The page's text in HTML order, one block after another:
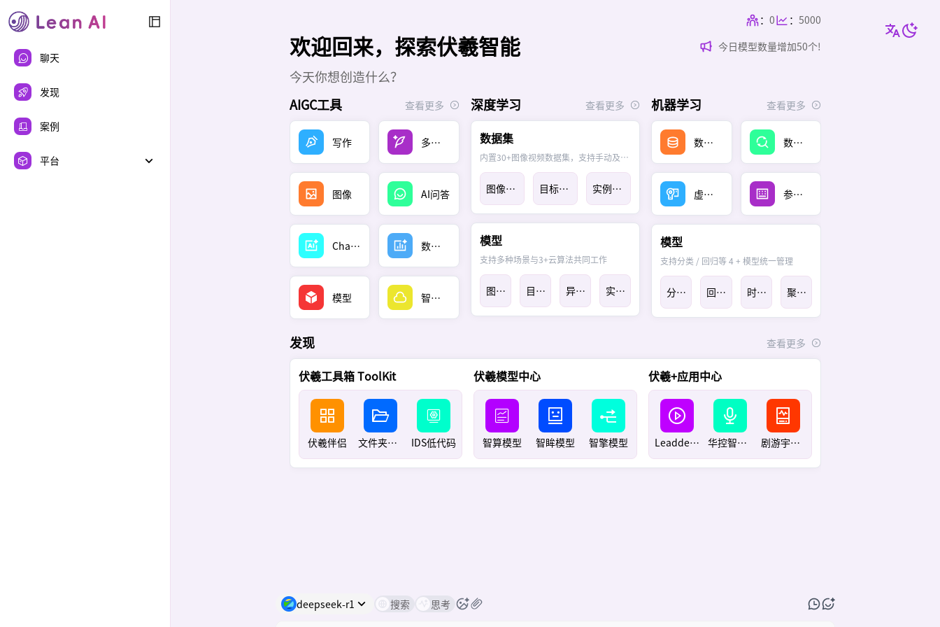
聊天
发现
案例
平台
欢迎回来，探索伏羲智能
今日应用数量增加50个!
今日模型数量增加50个!
： 0 ： 5000
今天你想创造什么？
AIGC工具
查看更多
写作 多模态创作
图像 AI问答
ChatGPT 数据可视化
模型 智能体
深度学习 查看更多
数据集
内置30+图像视频数据集，支持手动及自动标注
图像分类 目标定位 实例分割
模型
支持多种场景与3+云算法共同工作
图像分类 目标定位 异常检测 实例分割
机器学习 查看更多
数据集 数据探索
虚拟量测 参数推荐
模型
支持分类 / 回归等 4 + 模型统一管理
分类 回归 时序 聚类
发现 查看更多
伏羲工具箱 ToolKit
伏羲伴侣 文件夹管理器 IDS低代码
伏羲模型中心
智算模型 智眸模型 智擎模型
伏羲+应用中心
Leadde视频生成 华控智加声纹 剧游宇宙营销
deepseek-r1 搜索 思考